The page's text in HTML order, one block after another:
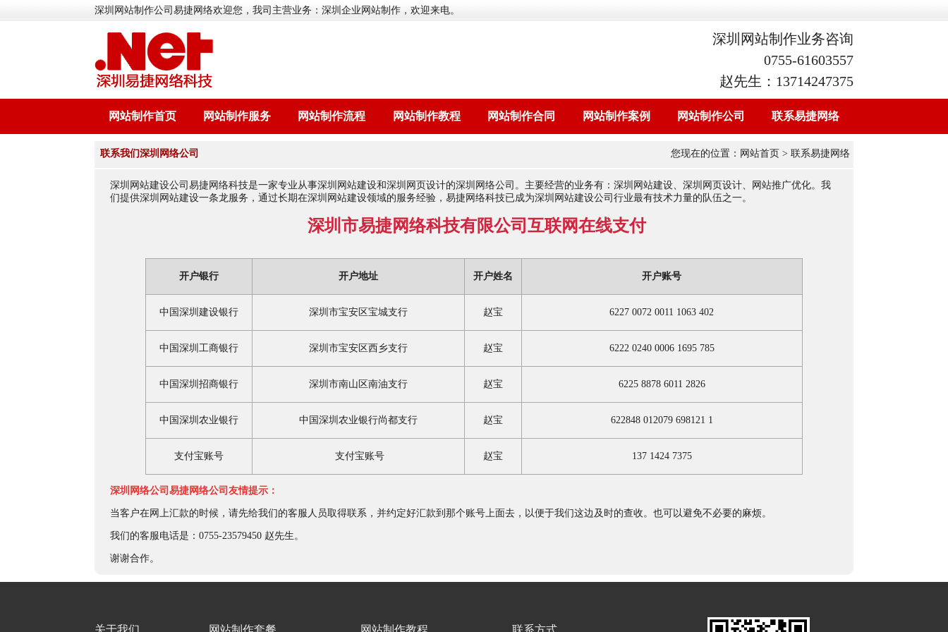
深圳网站制作公司易捷网络欢迎您，我司主营业务：深圳企业网站制作，欢迎来电。
深圳网站制作业务咨询
0755-61603557
赵先生：13714247375
网站制作首页 网站制作服务 网站制作流程 网站制作教程 网站制作合同 网站制作案例 网站制作公司 联系易捷网络
联系我们深圳网络公司 您现在的位置： 网站首页 > 联系易捷网络
深圳网站建设公司易捷网络科技是一家专业从事深圳网站建设和深圳网页设计的深圳网络公司。主要经营的业务有：深圳网站建设、深圳网页设计、网站推广优化。我
们提供深圳网站建设一条龙服务，通过长期在深圳网站建设领域的服务经验，易捷网络科技已成为深圳网站建设公司行业最有技术力量的队伍之一。
深圳市易捷网络科技有限公司互联网在线支付
开户银行
中国深圳建设银行
中国深圳工商银行
中国深圳招商银行
中国深圳农业银行
支付宝账号
开户地址
深圳市宝安区宝城支行
深圳市宝安区西乡支行
深圳市南山区南油支行
中国深圳农业银行尚都支行
支付宝账号
开户姓名
赵宝
赵宝
赵宝
赵宝
赵宝
开户账号
6227 0072 0011 1063 402
6222 0240 0006 1695 785
6225 8878 6011 2826
622848 012079 698121 1
137 1424 7375
深圳网络公司易捷网络公司友情提示：
当客户在网上汇款的时候，请先给我们的客服人员取得联系，并约定好汇款到那个账号上面去，以便于我们这边及时的查收。也可以避免不必要的麻烦。
我们的客服电话是：0755-23579450 赵先生。
谢谢合作。
关于我们 网站制作套餐 网站制作教程 联系方式